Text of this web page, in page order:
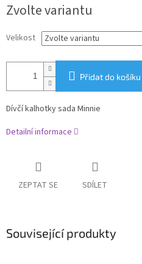
cena:
Zvolte variantu
Velikost
Přidat do košíku
Dívčí kalhotky sada Minnie
Detailní informace
ZEPTAT SE SDÍLET
Související produkty